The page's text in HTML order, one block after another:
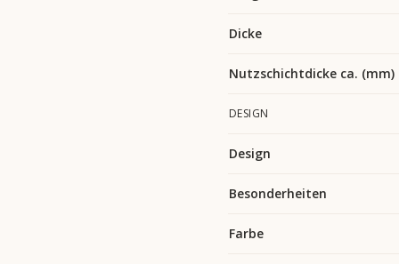
Dicke
Nutzschichtdicke ca. (mm)
DESIGN
Design
Besonderheiten
Farbe